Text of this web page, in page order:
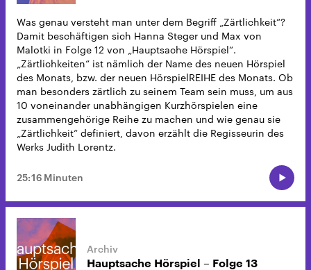
Was genau versteht man unter dem Begriff „Zärtlichkeit“?
Damit beschäftigen sich Hanna Steger und Max von
Malotki in Folge 12 von „Hauptsache Hörspiel“.
„Zärtlichkeiten“ ist nämlich der Name des neuen Hörspiel
des Monats, bzw. der neuen HörspielREIHE des Monats. Ob
man besonders zärtlich zu seinem Team sein muss, um aus
10 voneinander unabhängigen Kurzhörspielen eine
zusammengehörige Reihe zu machen und wie genau sie
„Zärtlichkeit“ definiert, davon erzählt die Regisseurin des
Werks Judith Lorentz.
25:16 Minuten
Hauptsache Hörspiel – Folge 13